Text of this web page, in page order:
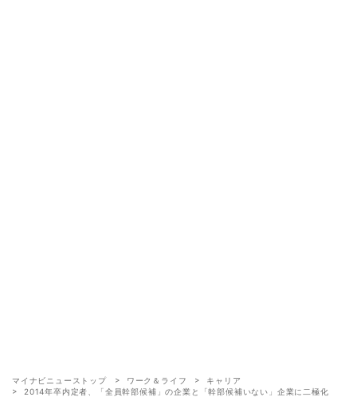
マイナビニューストップ ワーク＆ライフ
キャリア
2014年卒内定者、「全員幹部候補」の企業と「幹部候補いない」企業に二極化